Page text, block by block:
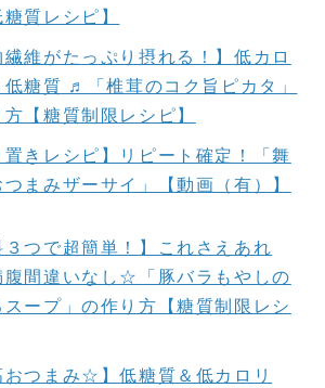
質レシピ】
繊維がたっぷり摂れる！】低カロ
低糖質 ♬「椎茸のコク旨ピカタ」
【糖質制限レシピ】
置きレシピ】リピート確定！「舞
まみザーサイ」【動画（有）】
３つで超簡単！】これさえあれ
腹間違いなし☆「豚バラもやしの
ープ」の作り方【糖質制限レシ
おつまみ☆】低糖質＆低カロリ